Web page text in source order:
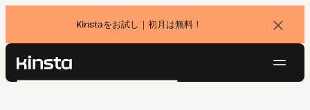
Kinstaをお試し｜初月は無料！
バ
ナ
を
Kinsta®
検